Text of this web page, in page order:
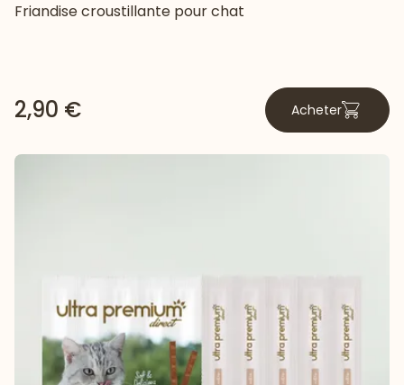
Friandise croustillante pour chat
2,90 € Acheter